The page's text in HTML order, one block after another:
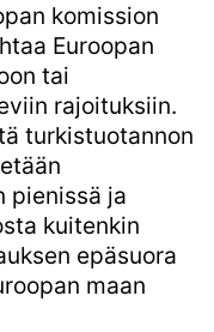
komission
Euroopan
tai
rajoituksiin.
turkistuotannon
pienissä ja
kuitenkin
epäsuora
maan